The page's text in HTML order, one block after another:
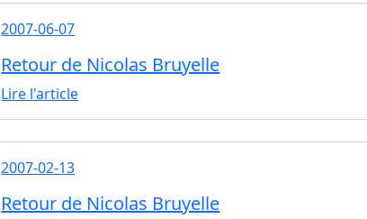
2007-06-07
Retour de Nicolas Bruyelle
Lire l'article
2007-02-13
Retour de Nicolas Bruyelle